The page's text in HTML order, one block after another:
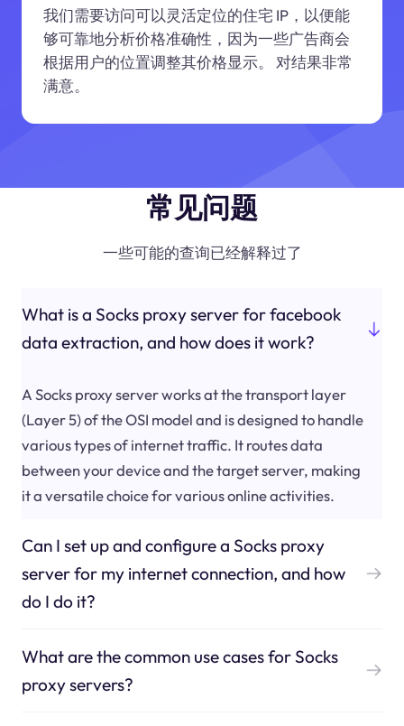
我们需要访问可以灵活定位的住宅 IP，以便能
够可靠地分析价格准确性，因为一些广告商会
根据用户的位置调整其价格显示。 对结果非常
满意。
常见问题
一些可能的查询已经解释过了
What is a Socks proxy server for facebook
data extraction, and how does it work?
A Socks proxy server works at the transport layer
(Layer 5) of the OSI model and is designed to handle
various types of internet traffic. It routes data
between your device and the target server, making
it a versatile choice for various online activities.
Can I set up and configure a Socks proxy
server for my internet connection, and how
do I do it?
What are the common use cases for Socks
proxy servers?